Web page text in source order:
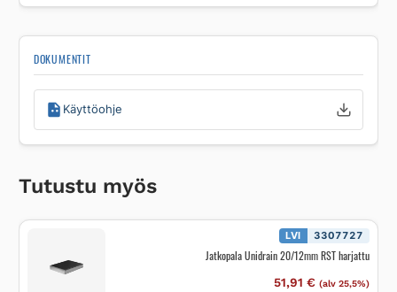
DOKUMENTIT
Käyttöohje
Tutustu myös
LVI 3307727
Jatkopala Unidrain 20/12mm RST harjattu
51,91 € (alv 25,5%)